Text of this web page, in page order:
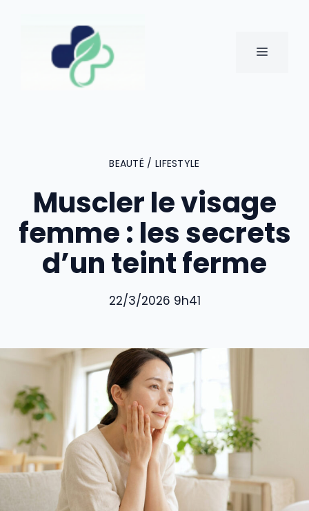
MENU
BEAUTÉ / LIFESTYLE
Muscler le visage
femme : les secrets
d’un teint ferme
22/3/2026 9h41